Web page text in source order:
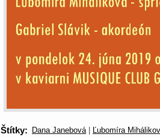
Štítky: Dana Janebová Ľubomíra